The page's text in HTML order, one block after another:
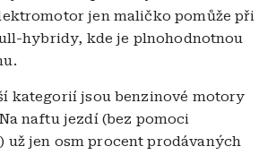
jen maličko pomůže při
hybridy, kde je plnohodnotnou
kategorií jsou benzinové motory
naftu jezdí (bez pomoci
už jen osm procent prodávaných